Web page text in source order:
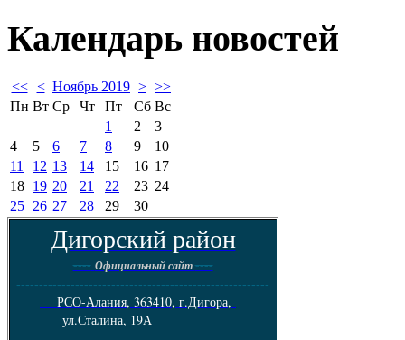
Календарь новостей
<< < Ноябрь 2019 > >>
Пн Вт Ср Чт Пт Сб Вс
1
2
3
4
5 6 7 8 9
10
11
12 13 14 15 16 17
18 19 20 21 22 23 24
25 26 27 28 29 30
Дигорский район
---- Официальный сайт----
--------------------------------------------------------
РСО-Алания, 363410, г.Дигора,
ул.Сталина, 19А